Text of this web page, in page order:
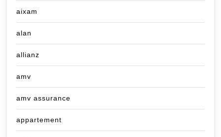
aixam
alan
allianz
amv
amv assurance
appartement